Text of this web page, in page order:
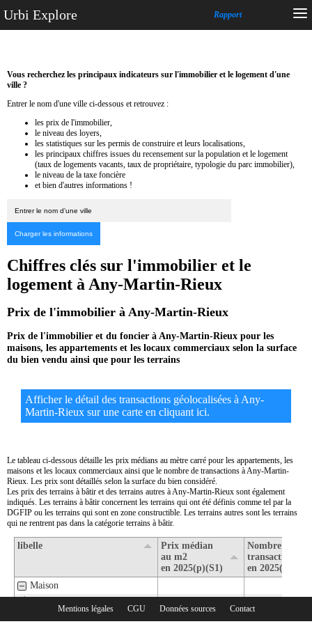
Urbi Explore Rapport
Mentions légales CGU Données sources Contact
Rubriques :
Vous recherchez les principaux indicateurs sur l'immobilier et le logement d'une
ville ?
Entrer le nom d'une ville ci-dessous et retrouvez :
les prix de l'immobilier,
le niveau des loyers,
les statistiques sur les permis de construire et leurs localisations,
les principaux chiffres issues du recensement sur la population et le logement
(taux de logements vacants, taux de propriétaire, typologie du parc immobilier),
le niveau de la taxe foncière
et bien d'autres informations !
Chiffres clés sur l'immobilier et le
logement à Any-Martin-Rieux
Prix de l'immobilier à Any-Martin-Rieux
Prix de l'immobilier et du foncier à Any-Martin-Rieux pour les
maisons, les appartements et les locaux commerciaux selon la surface
du bien vendu ainsi que pour les terrains
Afficher le détail des transactions géolocalisées à Any-
Martin-Rieux sur une carte en cliquant ici.
Le tableau ci-dessous détaille les prix médians au mètre carré pour les appartements, les
maisons et les locaux commerciaux ainsi que le nombre de transactions à Any-Martin-
Rieux. Les prix sont détaillés selon la surface du bien considéré.
Les prix des terrains à bâtir et des terrains autres à Any-Martin-Rieux sont également
indiqués. Les terrains à bâtir concernent les terrains qui ont été définis comme tel par la
DGFIP ou les terrains qui sont en zone constructible. Les terrains autres sont les terrains
qui ne rentrent pas dans la catégorie terrains à bâtir.
libelle
Prix médian
au m2
en 2025(p)(S1)
Nombre de
transactions
en 2025(p)(S1)
Maison
2- Surface de 30 m2 à 80 m2